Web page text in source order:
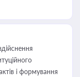
і формування